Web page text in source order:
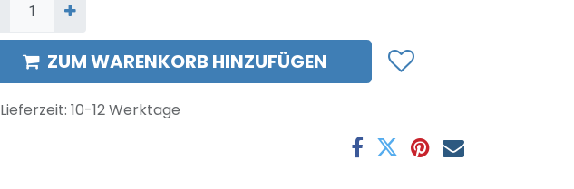
ZUM WARENKORB HINZUFÜGEN
Lieferzeit: 10-12Werktage